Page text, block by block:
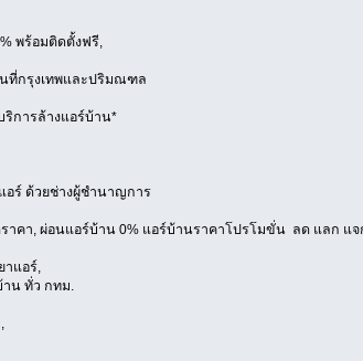
พร้อมติดตั้งฟรี,
ที่กรุงเทพและปริมณฑล
ริการล้างแอร์บ้าน*
อร์ ด้วยช่างผู้ชำนาญการ
าคา, ผ่อนแอร์บ้าน 0% แอร์บ้านราคาโปรโมขั่น ลด แลก แ
าแอร์,
าน ทั่ว กทม.